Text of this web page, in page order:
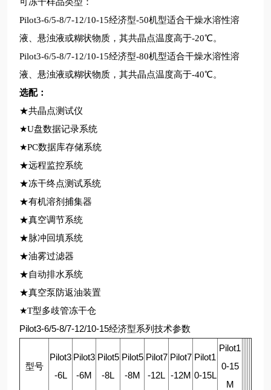
Pilot3-6/5-8/7-12/10-15经济型-50机型适合干燥水溶性溶
液、悬浊液或糊状物质，其共晶点温度高于-20℃。
Pilot3-6/5-8/7-12/10-15经济型-80机型适合干燥水溶性溶
液、悬浊液或糊状物质，其共晶点温度高于-40℃。
选配：
★共晶点测试仪
★U盘数据记录系统
★PC数据库存储系统
★远程监控系统
★冻干终点测试系统
★有机溶剂捕集器
★真空调节系统
★脉冲回填系统
★油雾过滤器
★自动排水系统
★真空泵防返油装置
★T型多歧管冻干仓
Pilot3-6/5-8/7-12/10-15经济型系列技术参数
型号
Pilot3
-6L
Pilot3
-6M
Pilot5
-8L
Pilot5
-8M
Pilot7
-12L
Pilot7
-12M
Pilot1
0-15L
Pilot1
0-15
M